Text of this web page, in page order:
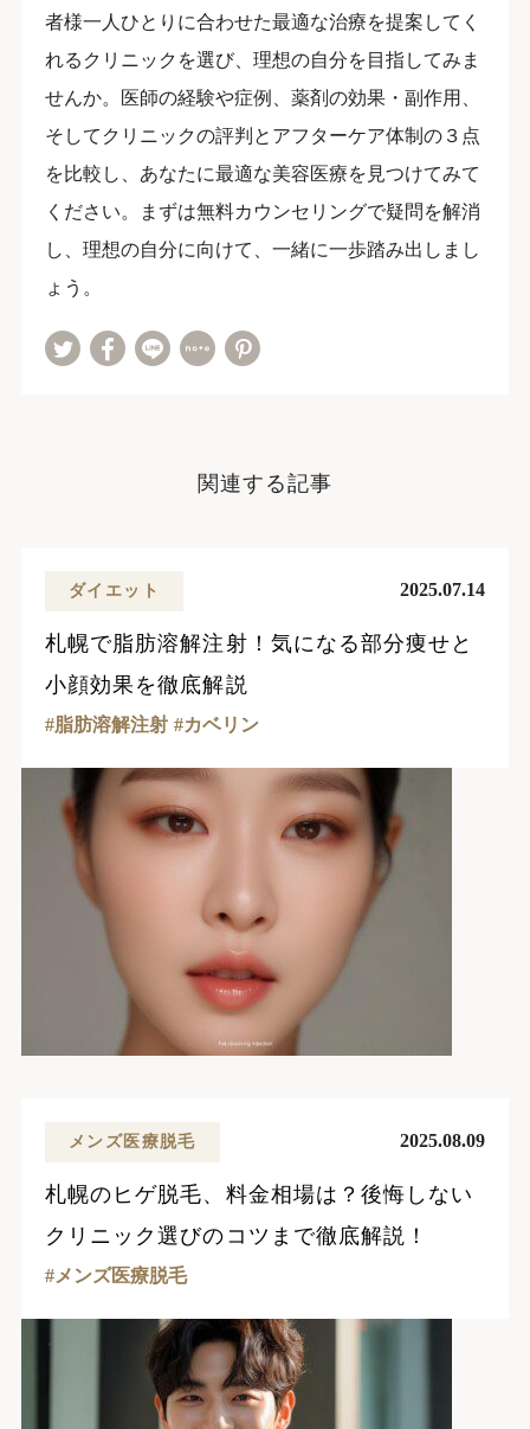
者様一人ひとりに合わせた最適な治療を提案してく
れるクリニックを選び、理想の自分を目指してみま
せんか。医師の経験や症例、薬剤の効果・副作用、
そしてクリニックの評判とアフターケア体制の３点
を比較し、あなたに最適な美容医療を見つけてみて
ください。まずは無料カウンセリングで疑問を解消
し、理想の自分に向けて、一緒に一歩踏み出しまし
ょう。
関連する記事
ダイエット 2025.07.14
札幌で脂肪溶解注射！気になる部分痩せと
小顔効果を徹底解説
脂肪溶解注射 カベリン
メンズ医療脱毛 2025.08.09
札幌のヒゲ脱毛、料金相場は？後悔しない
クリニック選びのコツまで徹底解説！
メンズ医療脱毛